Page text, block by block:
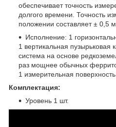
обеспечивает точность
долгого времени. Точность
положении составляет ± 0,5
Исполнение: 1
1 вертикальная пузырьковая
система на основе
раз мощнее обычных
1 измерительная
Комплектация:
Уровень 1 шт.